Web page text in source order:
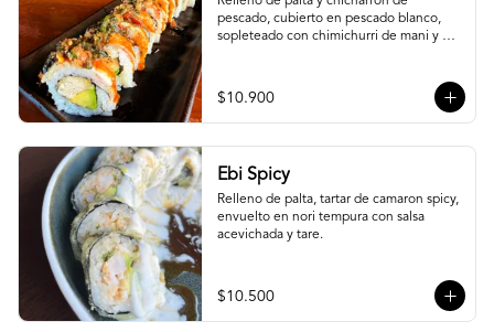
pescado, cubierto en pescado blanco,
sopleteado con chimichurri de mani y
$10.900
Ebi Spicy
Relleno de palta, tartar de camaron spicy,
envuelto en nori tempura con salsa
acevichada y tare.
$10.500